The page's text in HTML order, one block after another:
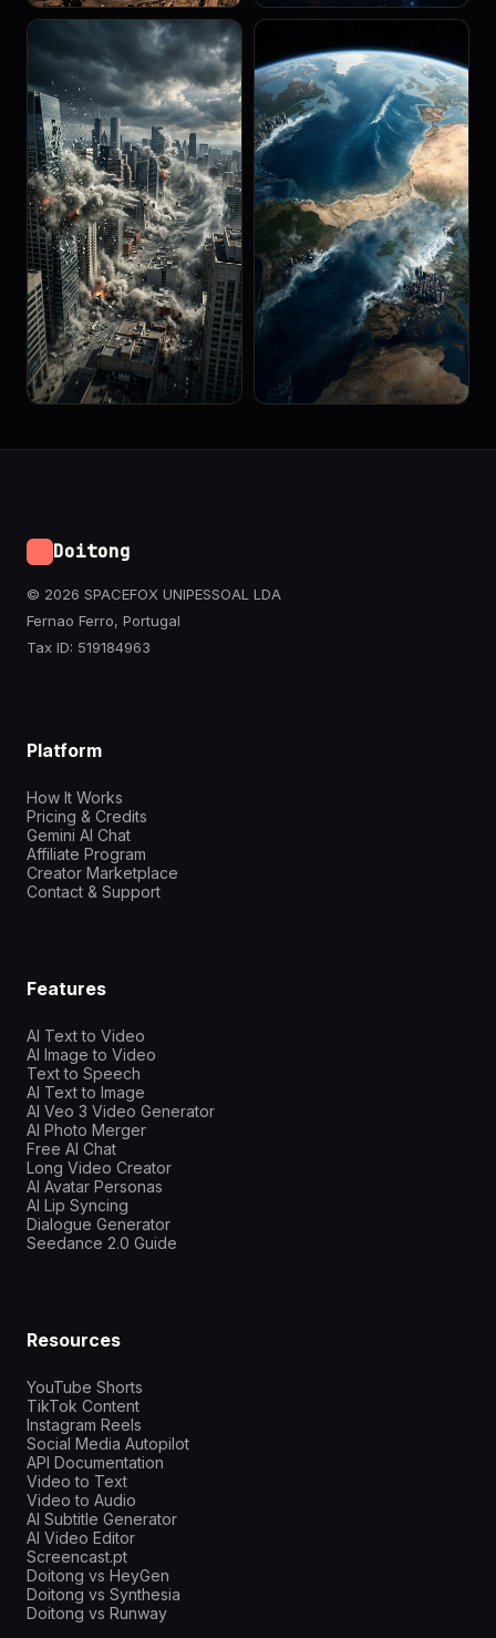
Doitong
© 2026 SPACEFOX UNIPESSOAL LDA
Fernao Ferro, Portugal
Tax ID: 519184963
Platform
How It Works
Pricing & Credits
Gemini AI Chat
Affiliate Program
Creator Marketplace
Contact & Support
Features
AI Text to Video
AI Image to Video
Text to Speech
AI Text to Image
AI Veo 3 Video Generator
AI Photo Merger
Free AI Chat
Long Video Creator
AI Avatar Personas
AI Lip Syncing
Dialogue Generator
Seedance 2.0 Guide
Resources
YouTube Shorts
TikTok Content
Instagram Reels
Social Media Autopilot
API Documentation
Video to Text
Video to Audio
AI Subtitle Generator
AI Video Editor
Screencast.pt
Doitong vs HeyGen
Doitong vs Synthesia
Doitong vs Runway